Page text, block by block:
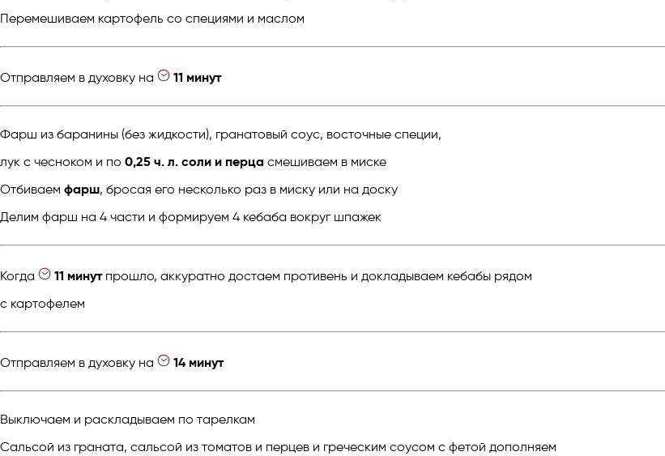
Перемешиваем картофель со специями и маслом
Отправляем в духовку на 11 минут
Фарш из баранины (без жидкости), гранатовый соус, восточные специи,
лук с чесноком и по 0,25 ч. л. соли и перца смешиваем в миске
Отбиваем фарш, бросая его несколько раз в миску или на доску
Делим фарш на 4 части и формируем 4 кебаба вокруг шпажек
Когда 11 минутпрошло, аккуратно достаем противень и докладываем кебабы рядом
с картофелем
Отправляем в духовку на 14 минут
Выключаем и раскладываем по тарелкам
Сальсой из граната, сальсой из томатов и перцев и греческим соусом с фетой дополняем